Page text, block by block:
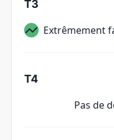
T3
Extrêmement
T4
Pas de